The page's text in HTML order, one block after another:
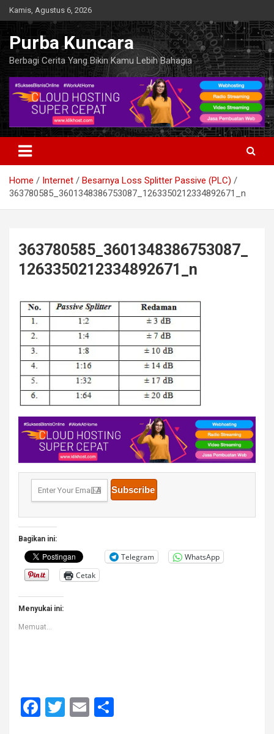
Skip
to
content
Kamis, Agustus 6, 2026
Purba Kuncara
Berbagi Cerita Yang Bikin Kamu Lebih Bahagia
Home Internet
Besarnya Loss Splitter Passive (PLC)
363780585_3601348386753087_1263350212334892671_n
363780585_3601348386753087_
1263350212334892671_n
Bagikan ini:
Telegram
WhatsApp
Cetak
Menyukai ini:
Memuat...
F
T
E